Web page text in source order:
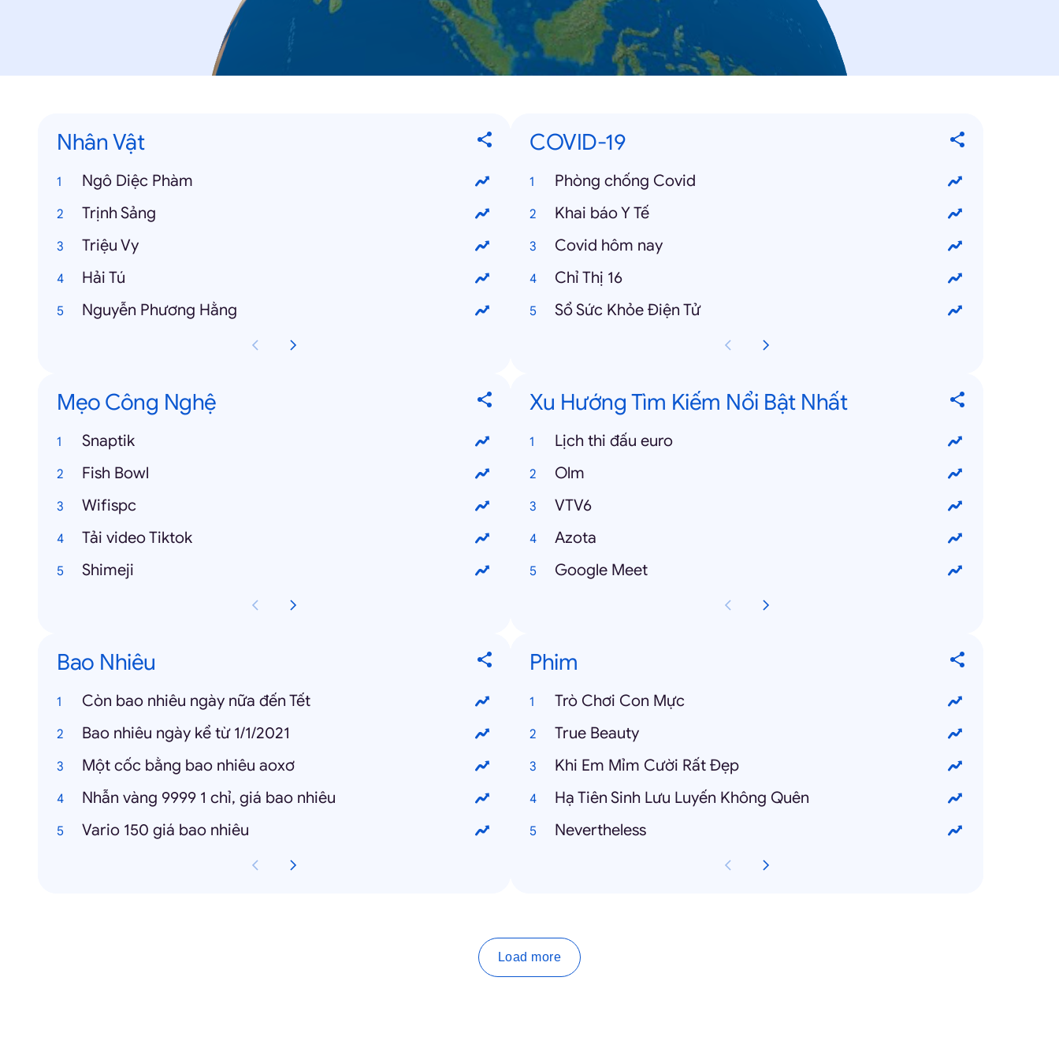
Nhân Vật
Ngô Diệc Phàm
Trịnh Sảng
Triệu Vy
Hải Tú
Nguyễn Phương Hằng
COVID-19
Phòng chống Covid
Khai báo Y Tế
Covid hôm nay
Chỉ Thị 16
Sổ Sức Khỏe Điện Tử
Mẹo Công Nghệ
Snaptik
Fish Bowl
Wifispc
Tải video Tiktok
Shimeji
Xu Hướng Tìm Kiếm Nổi Bật Nhất
Lịch thi đấu euro
Olm
VTV6
Azota
Google Meet
Bao Nhiêu
Còn bao nhiêu ngày nữa đến Tết
Bao nhiêu ngày kể từ 1/1/2021
Một cốc bằng bao nhiêu aoxơ
Nhẫn vàng 9999 1 chỉ, giá bao nhiêu
Vario 150 giá bao nhiêu
Phim
Trò Chơi Con Mực
True Beauty
Khi Em Mỉm Cười Rất Đẹp
Hạ Tiên Sinh Lưu Luyến Không Quên
Nevertheless
Load more